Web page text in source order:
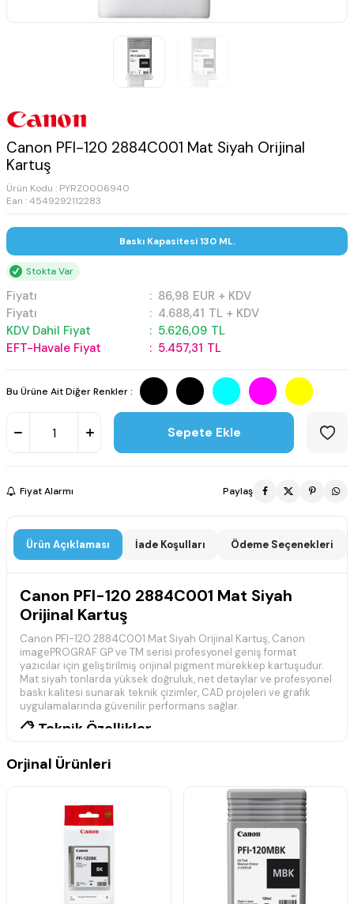
Canon PFI-120 2884C001 Mat Siyah Orijinal
Kartuş
Ürün Kodu : PYRZ0006940
Ean : 4549292112283
Baskı Kapasitesi 130 ML.
Stokta Var
Fiyatı : 86,98 EUR + KDV
Fiyatı
: 4.688,41 TL + KDV
KDV Dahil Fiyat
: 5.626,09 TL
EFT-Havale Fiyat
: 5.457,31 TL
Bu Ürüne Ait Diğer Renkler :
Sepete Ekle
Fiyat Alarmı Paylaş
Ürün Açıklaması İade Koşulları Ödeme Seçenekleri
Canon PFI-120 2884C001 Mat Siyah
Orijinal Kartuş
Canon PFI-120 2884C001 Mat Siyah Orijinal Kartuş, Canon
imagePROGRAF GP ve TM serisi profesyonel geniş format
yazıcılar için geliştirilmiş orijinal pigment mürekkep kartuşudur.
Mat siyah tonlarda yüksek doğruluk, net detaylar ve profesyonel
baskı kalitesi sunarak teknik çizimler, CAD projeleri ve grafik
uygulamalarında güvenilir performans sağlar.
📋 Teknik Özellikler
Model:PFI-120
Ürün Tipi:Orijinal Kartuş
Baskı Teknolojisi:
Mürekkep Kapasitesi:
Uyumluluk:Canon imagePROGRAF GP ve TM Serisi
Orijinal
🖨️ Uyumlu Yazıcı Modelleri
Orjinal Ürünleri